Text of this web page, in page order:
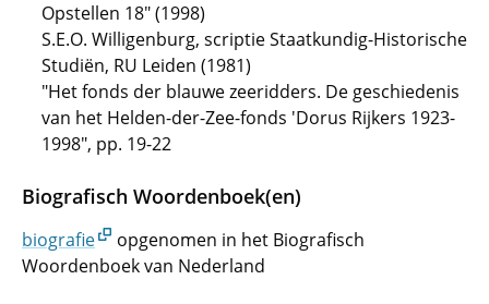
Opstellen 18" (1998)
S.E.O. Willigenburg, scriptie Staatkundig-Historische
Studiën, RU Leiden (1981)
"Het fonds der blauwe zeeridders. De geschiedenis
van het Helden-der-Zee-fonds 'Dorus Rijkers 1923-
1998", pp. 19-22
Biografisch Woordenboek(en)
biografie
opgenomen in het Biografisch
Woordenboek van Nederland